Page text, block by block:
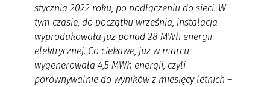
stycznia 2022 roku, po podłączeniu do sieci. W
tym czasie, do początku września, instalacja
wyprodukowała już ponad 28 MWh energii
elektrycznej. Co ciekawe, już w marcu
wygenerowała 4,5 MWh energii, czyli
porównywalnie do wyników z miesięcy letnich –